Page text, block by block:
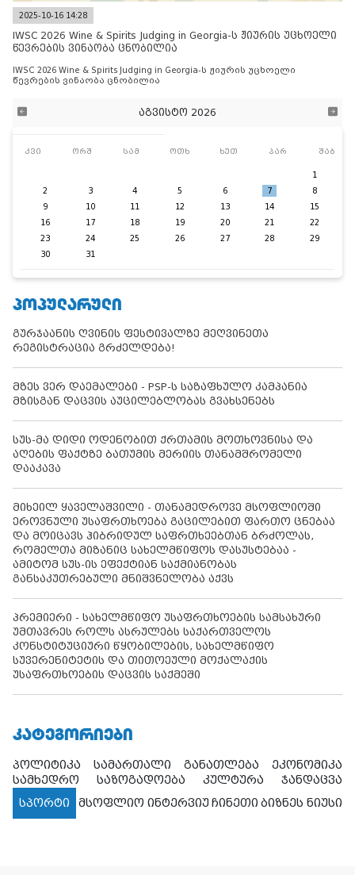
2025-10-16 14:28
IWSC 2026 Wine & Spirits Judging in Georgia-ს ჟიურის უცხოელი
წევრების ვინაობა ცნობილია
IWSC 2026 Wine & Spirits Judging in Georgia-ს ჟიურის უცხოელი
წევრების ვინაობა ცნობილია
აგვისტო 2026
კვი ორშ სამ ოთხ ხუთ პარ შაბ
1
2
3 4 5 6 7
8
9
10 11 12 13 14
15
16
17 18 19 20 21
22
23
24 25 26 27 28
29
30
31
ᲞᲝᲞᲣᲚᲐᲠᲣᲚᲘ
გურჯაანის ღვინის ფესტივალზე მეღვინეთა
რეგისტრაცია გრძელდება!
მზეს ვერ დაემალები - PSP-ს საზაფხულო კამპანია
მზისგან დაცვის აუცილებლობას გვახსენებს
სუს-მა დიდი ოდენობით ქრთამის მოთხოვნისა და
აღების ფაქტზე ბათუმის მერიის თანამშრომელი
დააკავა
მიხეილ ყაველაშვილი - თანამედროვე მსოფლიოში
ეროვნული უსაფრთხოება გაცილებით ფართო ცნებაა
და მოიცავს ჰიბრიდულ საფრთხეებთან ბრძოლას,
რომელთა მიზანიც სახელმწიფოს დასუსტებაა -
ამიტომ სუს-ის ეფექტიან საქმიანობას
განსაკუთრებული მნიშვნელობა აქვს
პრემიერი - სახელმწიფო უსაფრთხოების სამსახური
უმთავრეს როლს ასრულებს საქართველოს
კონსტიტუციური წყობილების, სახელმწიფო
სუვერენიტეტის და თითოეული მოქალაქის
უსაფრთხოების დაცვის საქმეში
ᲙᲐᲢᲔᲒᲝᲠᲘᲔᲑᲘ
პოლიტიკა სამართალი განათლება
ეკონომიკა
სამხედრო
საზოგადოება კულტურა
ჯანდაცვა
სპორტი
მსოფლიო ინტერვიუ ჩინეთი ბიზნეს ნიუსი